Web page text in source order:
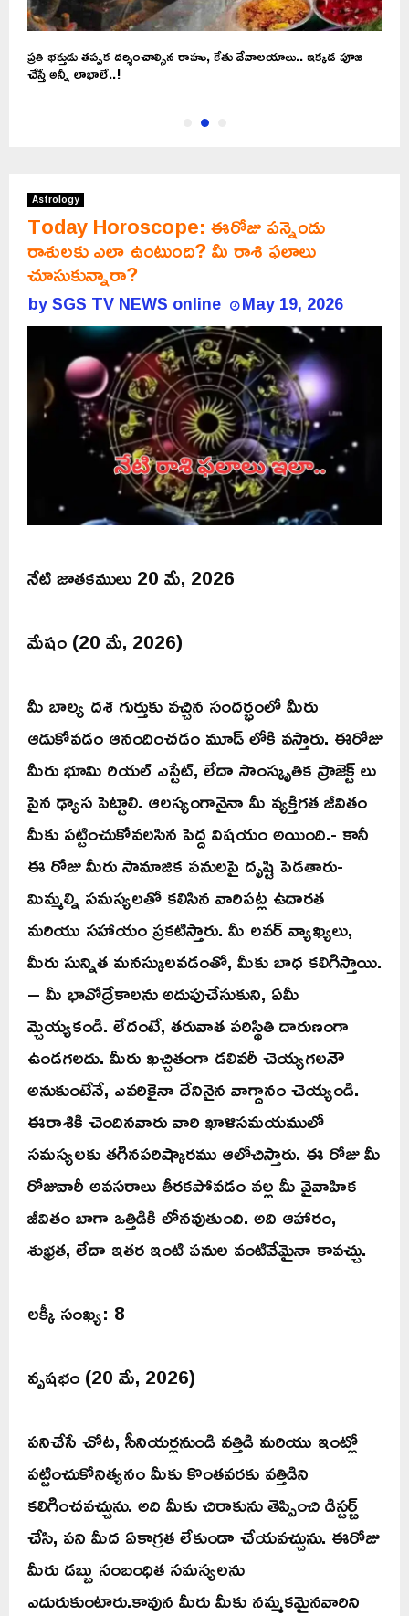
ప్రతి భక్తుడు తప్పక దర్శించాల్సిన రాహు, కేతు దేవాలయాలు.. ఇక్కడ పూజ
చేస్తే అన్నీ లాభాలే..!
Astrology
Today Horoscope: ఈరోజు పన్నెండు
రాశులకు ఎలా ఉంటుంది? మీ రాశి ఫలాలు
చూసుకున్నారా?
bySGS TV NEWS online May 19, 2026
నేటి జాతకములు 20 మే, 2026
మేషం (20 మే, 2026)
మీ బాల్య దశ గుర్తుకు వచ్చిన సందర్భంలో మీరు
ఆడుకోవడం ఆనందించడం మూడ్ లోకి వస్తారు. ఈరోజు
మీరు భూమి రియల్ ఎస్టేట్, లేదా సాంస్కృతిక ప్రాజెక్ట్ లు
పైన ఢ్యాస పెట్టాలి. ఆలస్యంగానైనా మీ వ్యక్తిగత జీవితం
మీకు పట్టించుకోవలసిన పెద్ద విషయం అయింది.- కానీ
ఈ రోజు మీరు సామాజిక పనులపై దృష్టి పెడతారు-
మిమ్మల్ని సమస్యలతో కలిసిన వారిపట్ల ఉదారత
మరియు సహాయం ప్రకటిస్తారు. మీ లవర్ వ్యాఖ్యలు,
మీరు సున్నిత మనస్కులవడంతో, మీకు బాధ కలిగిస్తాయి.
– మీ భావోద్రేకాలను అదుపుచేసుకుని, ఏమీ
మ్చెయ్యకండి. లేదంటే, తరువాత పరిస్థితి దారుణంగా
ఉండగలదు. మీరు ఖచ్చితంగా డలివరీ చెయ్యగలనౌ
అనుకుంటేనే, ఎవరికైనా దేనినైన వాగ్దానం చెయ్యండి.
ఈరాశికి చెందినవారు వారి ఖాళిసమయములో
సమస్యలకు తగినపరిష్కారము ఆలోచిస్తారు. ఈ రోజు మీ
రోజువారీ అవసరాలు తీరకపోవడం వల్ల మీ వైవాహిక
జీవితం బాగా ఒత్తిడికి లోనవుతుంది. అది ఆహారం,
శుభ్రత, లేదా ఇతర ఇంటి పనుల వంటివేమైనా కావచ్చు.
లక్కీ సంఖ్య: 8
వృషభం (20 మే, 2026)
పనిచేసే చోట, సీనియర్లనుండి వత్తిడి మరియు ఇంట్లో
పట్టించుకోనిత్యనం మీకు కొంతవరకు వత్తిడిని
కలిగించవచ్చును. అది మీకు చిరాకును తెప్పించి డిస్టర్బ్
చేసి, పని మీద ఏకాగ్రత లేకుండా చేయవచ్చును. ఈరోజు
మీరు డబ్బు సంబంధిత సమస్యలను
ఎదురుకుంటారు.కావున మీరు మీకు నమ్మకమైనవారిని